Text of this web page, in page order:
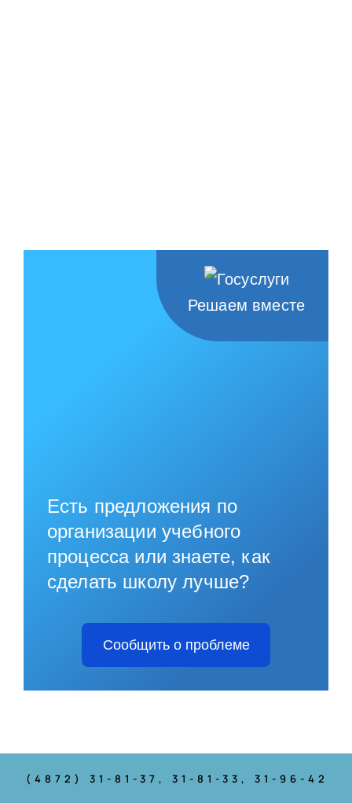
Решаем вместе
Есть предложения по
организации учебного
процесса или знаете, как
сделать школу лучше?
Сообщить о проблеме
(4872) 31-81-37, 31-81-33, 31-96-42